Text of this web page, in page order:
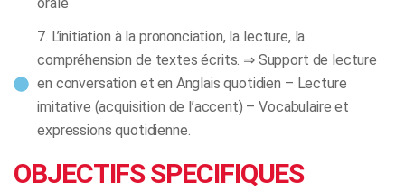
7. L’initiation à la prononciation, la lecture, la
compréhension de textes écrits. ⇒ Support de lecture
en conversation et en Anglais quotidien – Lecture
imitative (acquisition de l’accent) – Vocabulaire et
expressions quotidienne.
OBJECTIFS SPECIFIQUES